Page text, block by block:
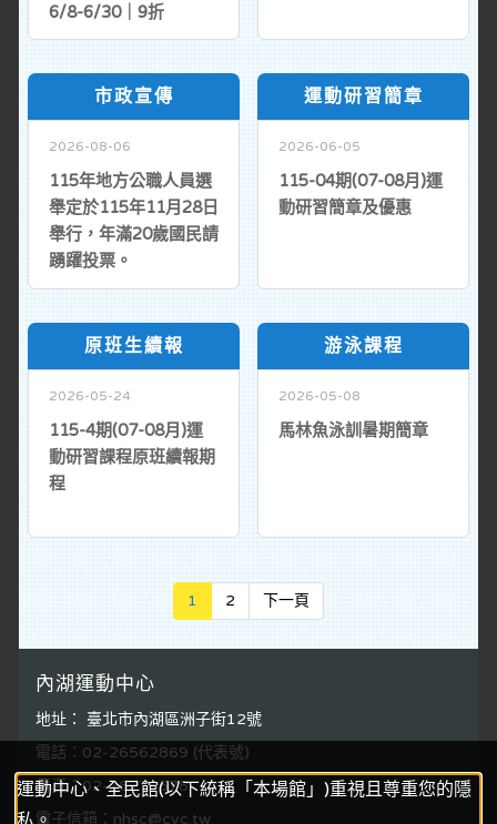
運動中心、全民館(以下統稱「本場館」)重視且尊重您的隱
6/8-6/30｜9折
市政宣傳
2026-08-06
115年地方公職人員選
舉定於115年11月28日
舉行，年滿20歲國民請
踴躍投票。
運動研習簡章
2026-06-05
115-04期(07-08月)運
動研習簡章及優惠
原班生續報
2026-05-24
115-4期(07-08月)運
動研習課程原班續報期
程
游泳課程
2026-05-08
馬林魚泳訓暑期簡章
1 2 下一頁
內湖運動中心
地址： 臺北市內湖區洲子街12號
電話：02-26562869 (代表號)
傳真：02-26270578
電子信箱：nhsc@cyc.tw